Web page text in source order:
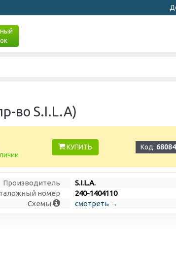
во S.I.L.A)
КУПИТЬ Код:
Производитель
S.I.L.A.
номер
240-1404110
Схемы
смотреть →